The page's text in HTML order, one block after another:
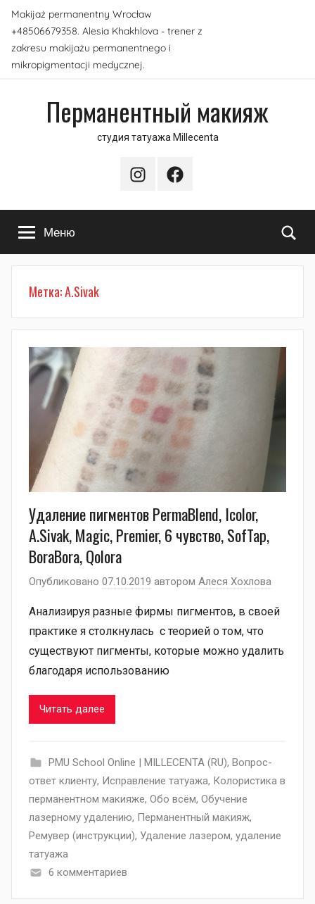
Перейти
содержимому
Makijaż permanentny Wrocław
+48506679358. Alesia Khakhlova - trener z
zakresu makijażu permanentnego i
mikropigmentacji medycznej.
Перманентный макияж
студия татуажа Millecenta
InstagramFacebook
Меню
Метка:A.Sivak
Удаление пигментов PermaBlend, Icolor,
A.Sivak, Magic, Premier, 6 чувство, SofTap,
BoraBora, Qolora
Опубликовано 07.10.2019 автором Алеся Хохлова
Анализируя разные фирмы пигментов, в своей
практике я столкнулась с теорией о том, что
существуют пигменты, которые можно удалить
благодаря использованию
Читать далее
PMU School Online | MILLECENTA (RU), Вопрос-
ответ клиенту, Исправление татуажа, Колористика в
перманентном макияже, Обо всём, Обучение
лазерному удалению, Перманентный макияж,
Ремувер (инструкции), Удаление лазером, удаление
татуажа
6 комментариев